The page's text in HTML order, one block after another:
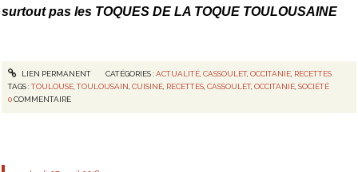
surtout pas les TOQUES DE LA TOQUE TOULOUSAINE
LIEN PERMANENT CATÉGORIES :ACTUALITÉ, CASSOULET, OCCITANIE, RECETTES
TAGS :TOULOUSE,TOULOUSAIN,CUISINE, RECETTES,CASSOULET,OCCITANIE,SOCIÉTÉ
0COMMENTAIRE